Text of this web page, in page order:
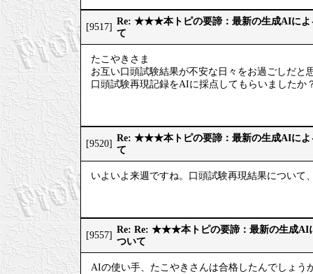
[9517]
Re: ★★★本トピの要諦：最新の生成AIによ
て
たこやきさま
お互い口頭試験結果が不安な日々をお過ごしだと
口頭試験再現記録をAIに採点してもらいましたか
[9520]
Re: ★★★本トピの要諦：最新の生成AIによ
て
いよいよ来週ですね。口頭試験再現結果につい
[9557]
Re: Re: ★★★本トピの要諦：最新の生成AI
ついて
AIの使い手、たこやきさんは合格したんでしょう